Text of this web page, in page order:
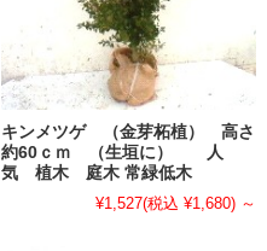
キンメツゲ （金芽柘植） 高さ
約60ｃｍ （生垣に） 人
気 植木 庭木 常緑低木
¥1,527(税込 ¥1,680) ～